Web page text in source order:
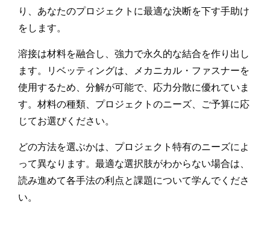
り、あなたのプロジェクトに最適な決断を下す手助け
をします。
溶接は材料を融合し、強力で永久的な結合を作り出し
ます。リベッティングは、メカニカル・ファスナーを
使用するため、分解が可能で、応力分散に優れていま
す。材料の種類、プロジェクトのニーズ、ご予算に応
じてお選びください。
どの方法を選ぶかは、プロジェクト特有のニーズによ
って異なります。最適な選択肢がわからない場合は、
読み進めて各手法の利点と課題について学んでくださ
い。